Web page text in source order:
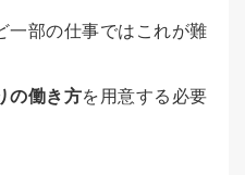
一部の仕事ではこれが難
の働き方を用意する必要